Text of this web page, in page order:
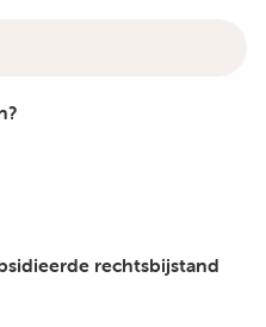
rechtsbijstand